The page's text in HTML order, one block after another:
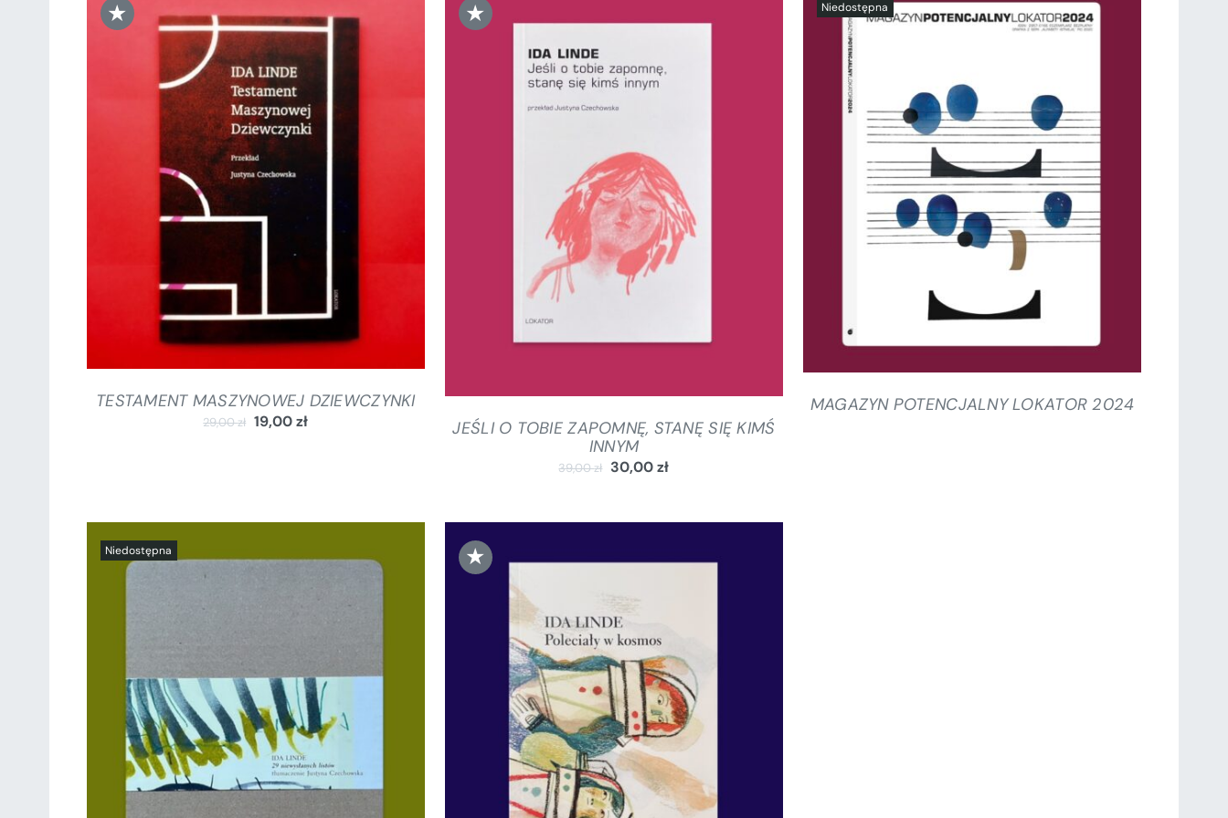
★
DODAJ DO KOSZYKA / SZCZEGÓŁY
TESTAMENT MASZYNOWEJ DZIEWCZYNKI
29,00zł 19,00zł
★
DODAJ DO KOSZYKA / SZCZEGÓŁY
JEŚLI O TOBIE ZAPOMNĘ, STANĘ SIĘ KIMŚ
INNYM
39,00zł 30,00zł
SZCZEGÓŁY
MAGAZYN POTENCJALNY LOKATOR 2024
SZCZEGÓŁY
★
DODAJ DO KOSZYKA / SZCZEGÓŁY